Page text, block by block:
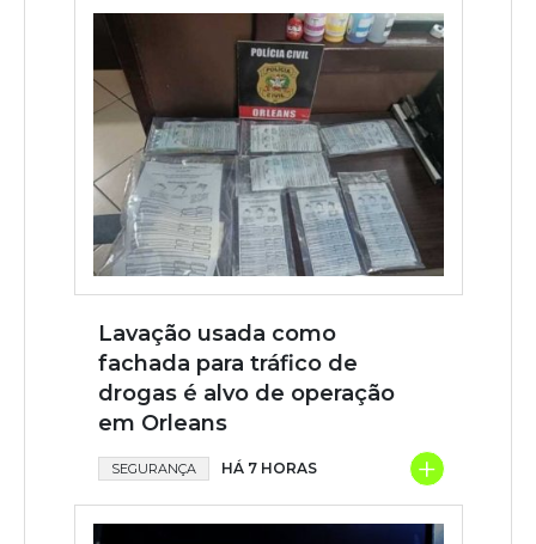
Lavação usada como
fachada para tráfico de
drogas é alvo de operação
em Orleans
SEGURANÇA HÁ 7 HORAS +